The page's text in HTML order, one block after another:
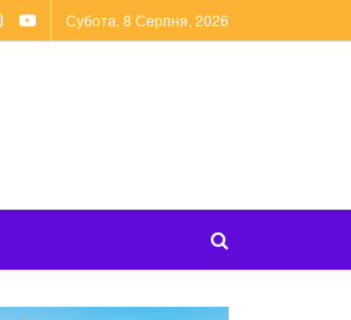
Субота, 8 Серпня, 2026